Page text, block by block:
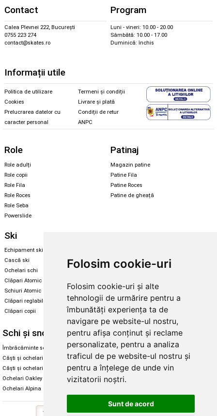
Folosim cookie-uri
Folosim cookie-uri și alte
tehnologii de urmărire pentru a
îmbunătăți experiența ta de
navigare pe website-ul nostru,
pentru afișa conținut și reclame
personalizate, pentru a analiza
traficul de pe website-ul nostru și
pentru a înțelege de unde vin
vizitatorii noștri.
Sunt de acord
Contact
Calea Plevnei 222, București
0755 223 274
contact@skates.ro
Program
Luni - vineri: 10.00 - 20.00
Sâmbătă: 10.00 - 17.00
Duminică: închis
Informații utile
Politica de utilizare
Cookies
Prelucrarea datelor cu
caracter personal
Termeni și condiții
Livrare și plată
Condiții de retur
ANPC
Role
Role adulți
Role copii
Role Fila
Role Roces
Role Seba
Powerslide
Patinaj
Magazin patine
Patine Fila
Patine Roces
Patine de gheață
Ski
Echipament ski
Cască ski
Ochelari schi
Clăpari Atomic
Schiuri Atomic
Clăpari reglabili
Clăpari copii
Echipament snowboard
Skate & longboard
Santa Cruz
Enuff Skateboards
Schi și snowboard
Îmbrăcăminte schi și snowboard
Căști și ochelari de iarnă
Căști și ochelari Alpina
Ochelari Oakley
Ochelari Alpina
Diverse
Cum aleg rolele
Cum aleg ochelarii
Ochelari de soare Oakley
Ochelari de soare Alpina